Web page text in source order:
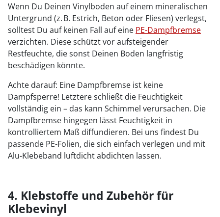
Wenn Du Deinen Vinylboden auf einem mineralischen
Untergrund (z. B. Estrich, Beton oder Fliesen) verlegst,
solltest Du auf keinen Fall auf eine PE-Dampfbremse
verzichten. Diese schützt vor aufsteigender
Restfeuchte, die sonst Deinen Boden langfristig
beschädigen könnte.
Achte darauf: Eine Dampfbremse ist keine
Dampfsperre! Letztere schließt die Feuchtigkeit
vollständig ein – das kann Schimmel verursachen. Die
Dampfbremse hingegen lässt Feuchtigkeit in
kontrolliertem Maß diffundieren. Bei uns findest Du
passende PE-Folien, die sich einfach verlegen und mit
Alu-Klebeband luftdicht abdichten lassen.
4. Klebstoffe und Zubehör für
Klebevinyl